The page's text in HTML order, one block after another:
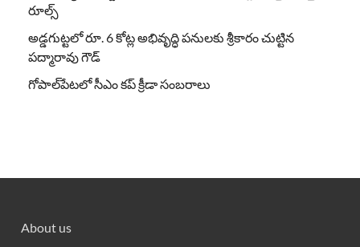
రూల్స్
అడ్డగుట్టలో రూ. 6 కోట్ల అభివృద్ధి పనులకు శ్రీకారం చుట్టిన
పద్మారావు గౌడ్
గోపాల్‌పేటలో సీఎం కప్ క్రీడా సంబరాలు
About us